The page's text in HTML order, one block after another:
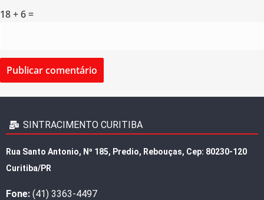
18 + 6 =
SINTRACIMENTO CURITIBA
Rua Santo Antonio, Nº 185, Predio, Rebouças, Cep: 80230-120
Curitiba/PR
Fone: (41) 3363-4497